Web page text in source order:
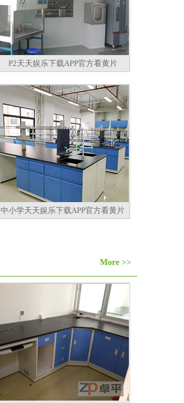
P2天天娱乐下载APP官方看黄片
中小学天天娱乐下载APP官方看黄片
More >>